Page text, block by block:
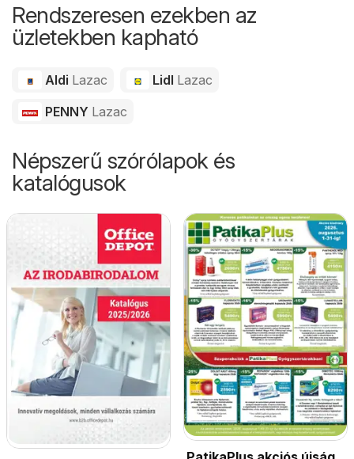
szállítással, garantálva
az ultrafriss
Rendszeresen ezekben az
üzletekben kapható
Aldi Lazac Lidl Lazac
PENNY Lazac
Népszerű szórólapok és
katalógusok